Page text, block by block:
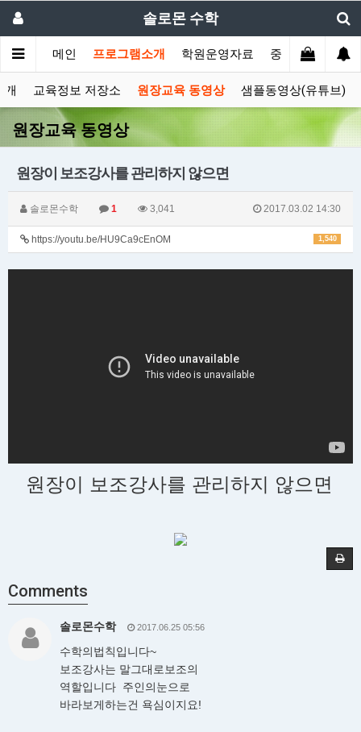
솔로몬 수학
메인 프로그램소개 학원운영자료 중등부프로그램
개 교육정보 저장소 원장교육 동영상 샘플동영상(유튜브)
원장교육 동영상
원장이 보조강사를 관리하지 않으면
솔로몬수학 1 3,041 2017.03.02 14:30
1,540
https://youtu.be/HU9Ca9cEnOM
원장이 보조강사를 관리하지 않으면
Comments
솔로몬수학 2017.06.25 05:56
수학의법칙입니다~
보조강사는 말그대로보조의
역할입니다 주인의눈으로
바라보게하는건 욕심이지요!